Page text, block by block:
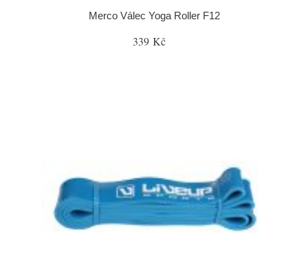
Merco Válec Yoga Roller F12
339 Kč